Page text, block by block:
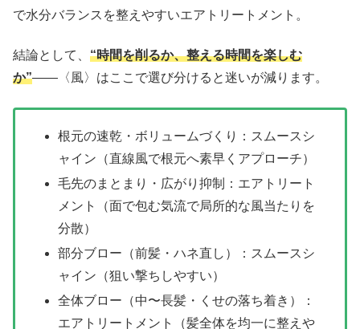
で水分バランスを整えやすいエアトリートメント。
結論として、 “時間を削るか、整える時間を楽しむ
か”――〈風〉はここで選び分けると迷いが減ります。
根元の速乾・ボリュームづくり：スムースシ
ャイン（直線風で根元へ素早くアプローチ）
毛先のまとまり・広がり抑制：エアトリート
メント（面で包む気流で局所的な風当たりを
分散）
部分ブロー（前髪・ハネ直し）：スムースシ
ャイン（狙い撃ちしやすい）
全体ブロー（中〜長髪・くせの落ち着き）：
エアトリートメント（髪全体を均一に整えや